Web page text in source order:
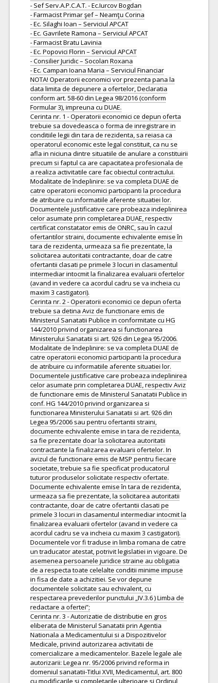
- Sef Serv.A.P.C.A.T. - Ec.Iurcov Bogdan
- Farmacist Primar şef – Neamţu Corina
- Ec. Silaghi Ioan – Serviciul APCAT
- Ec. Gavrilete Ramona – Serviciul APCAT
- Farmacist Bratu Lavinia
- Ec. Popovici Florin – Serviciul APCAT
- Consilier Juridic – Socolan Roxana
- Ec. Campan Ioana Maria – Serviciul Financiar
NOTA! Operatorii economici vor prezenta pana la
data limita de depunere a ofertelor, Declaratia
conform art. 58-60 din Legea 98/2016 (conform
Formular 3), impreuna cu DUAE.
Cerinta nr. 1 - Operatorii economici ce depun oferta
trebuie sa dovedeasca o forma de inregistrare in
conditiile legii din tara de rezidenta, sa reiasa ca
operatorul economic este legal constituit, ca nu se
afla in niciuna dintre situatiile de anulare a constituirii
precum si faptul ca are capacitatea profesionala de
a realiza activitatile care fac obiectul contractului.
Modalitate de îndeplinire: se va completa DUAE de
catre operatorii economici participanti la procedura
de atribuire cu informatiile aferente situatiei lor.
Documentele justificative care probeaza indeplinirea
celor asumate prin completarea DUAE, respectiv
certificat constatator emis de ONRC, sau în cazul
ofertantilor straini, documente echivalente emise în
tara de rezidenta, urmeaza sa fie prezentate, la
solicitarea autoritatii contractante, doar de catre
ofertantii clasati pe primele 3 locuri in clasamentul
intermediar intocmit la finalizarea evaluarii ofertelor
(avand in vedere ca acordul cadru se va incheia cu
maxim 3 castigatori).
Cerinta nr. 2 - Operatorii economici ce depun oferta
trebuie sa detina Aviz de functionare emis de
Ministerul Sanatatii Publice in conformitate cu HG
144/2010 privind organizarea si functionarea
Ministerului Sanatatii si art. 926 din Legea 95/2006.
Modalitate de îndeplinire: se va completa DUAE de
catre operatorii economici participanti la procedura
de atribuire cu informatiile aferente situatiei lor.
Documentele justificative care probeaza indeplinirea
celor asumate prin completarea DUAE, respectiv Aviz
de functionare emis de Ministerul Sanatatii Publice in
conf. HG 144/2010 privind organizarea si
functionarea Ministerului Sanatatii si art. 926 din
Legea 95/2006 sau pentru ofertantii straini,
documente echivalente emise in tara de rezidenta,
sa fie prezentate doar la solicitarea autoritatii
contractante la finalizarea evaluarii ofertelor. In
avizul de functionare emis de MSP pentru fiecare
societate, trebuie sa fie specificat producatorul
tuturor produselor solicitate respectiv ofertate.
Documente echivalente emise în tara de rezidenta,
urmeaza sa fie prezentate, la solicitarea autoritatii
contractante, doar de catre ofertantii clasati pe
primele 3 locuri in clasamentul intermediar intocmit la
finalizarea evaluarii ofertelor (avand in vedere ca
acordul cadru se va incheia cu maxim 3 castigatori).
Documentele vor fi traduse in limba romana de catre
un traducator atestat, potrivit legislatiei in vigoare. De
asemenea persoanele juridice straine au obligatia
de a respecta toate celelalte conditii minime impuse
in fisa de date a achizitiei. Se vor depune
documentele solicitate sau echivalent, cu
respectarea prevederilor punctului „IV.3.6 ) Limba de
redactare a ofertei”;
Cerinta nr. 3 - Autorizatie de distributie en gros
eliberata de Ministerul Sanatatii prin Agentia
Nationala a Medicamentului si a Dispozitivelor
Medicale, privind autorizarea activitatii de
comercializare a medicamentelor. Bazele legale ale
autorizarii: Legea nr. 95/2006 privind reforma in
domeniul sanatatii-Titlui XVII, Medicamentul, art. 800
cu modificarile si completarile ulterioare si Ordinul